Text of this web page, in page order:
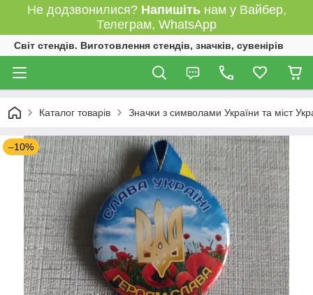
Не додзвонилися? Напишітьнам у Вайбер,
Телеграм, WhatsApp
Світ стендів. Виготовлення стендів, значків, сувенірів
Каталог товарів Значки з символами України та міст
–10%